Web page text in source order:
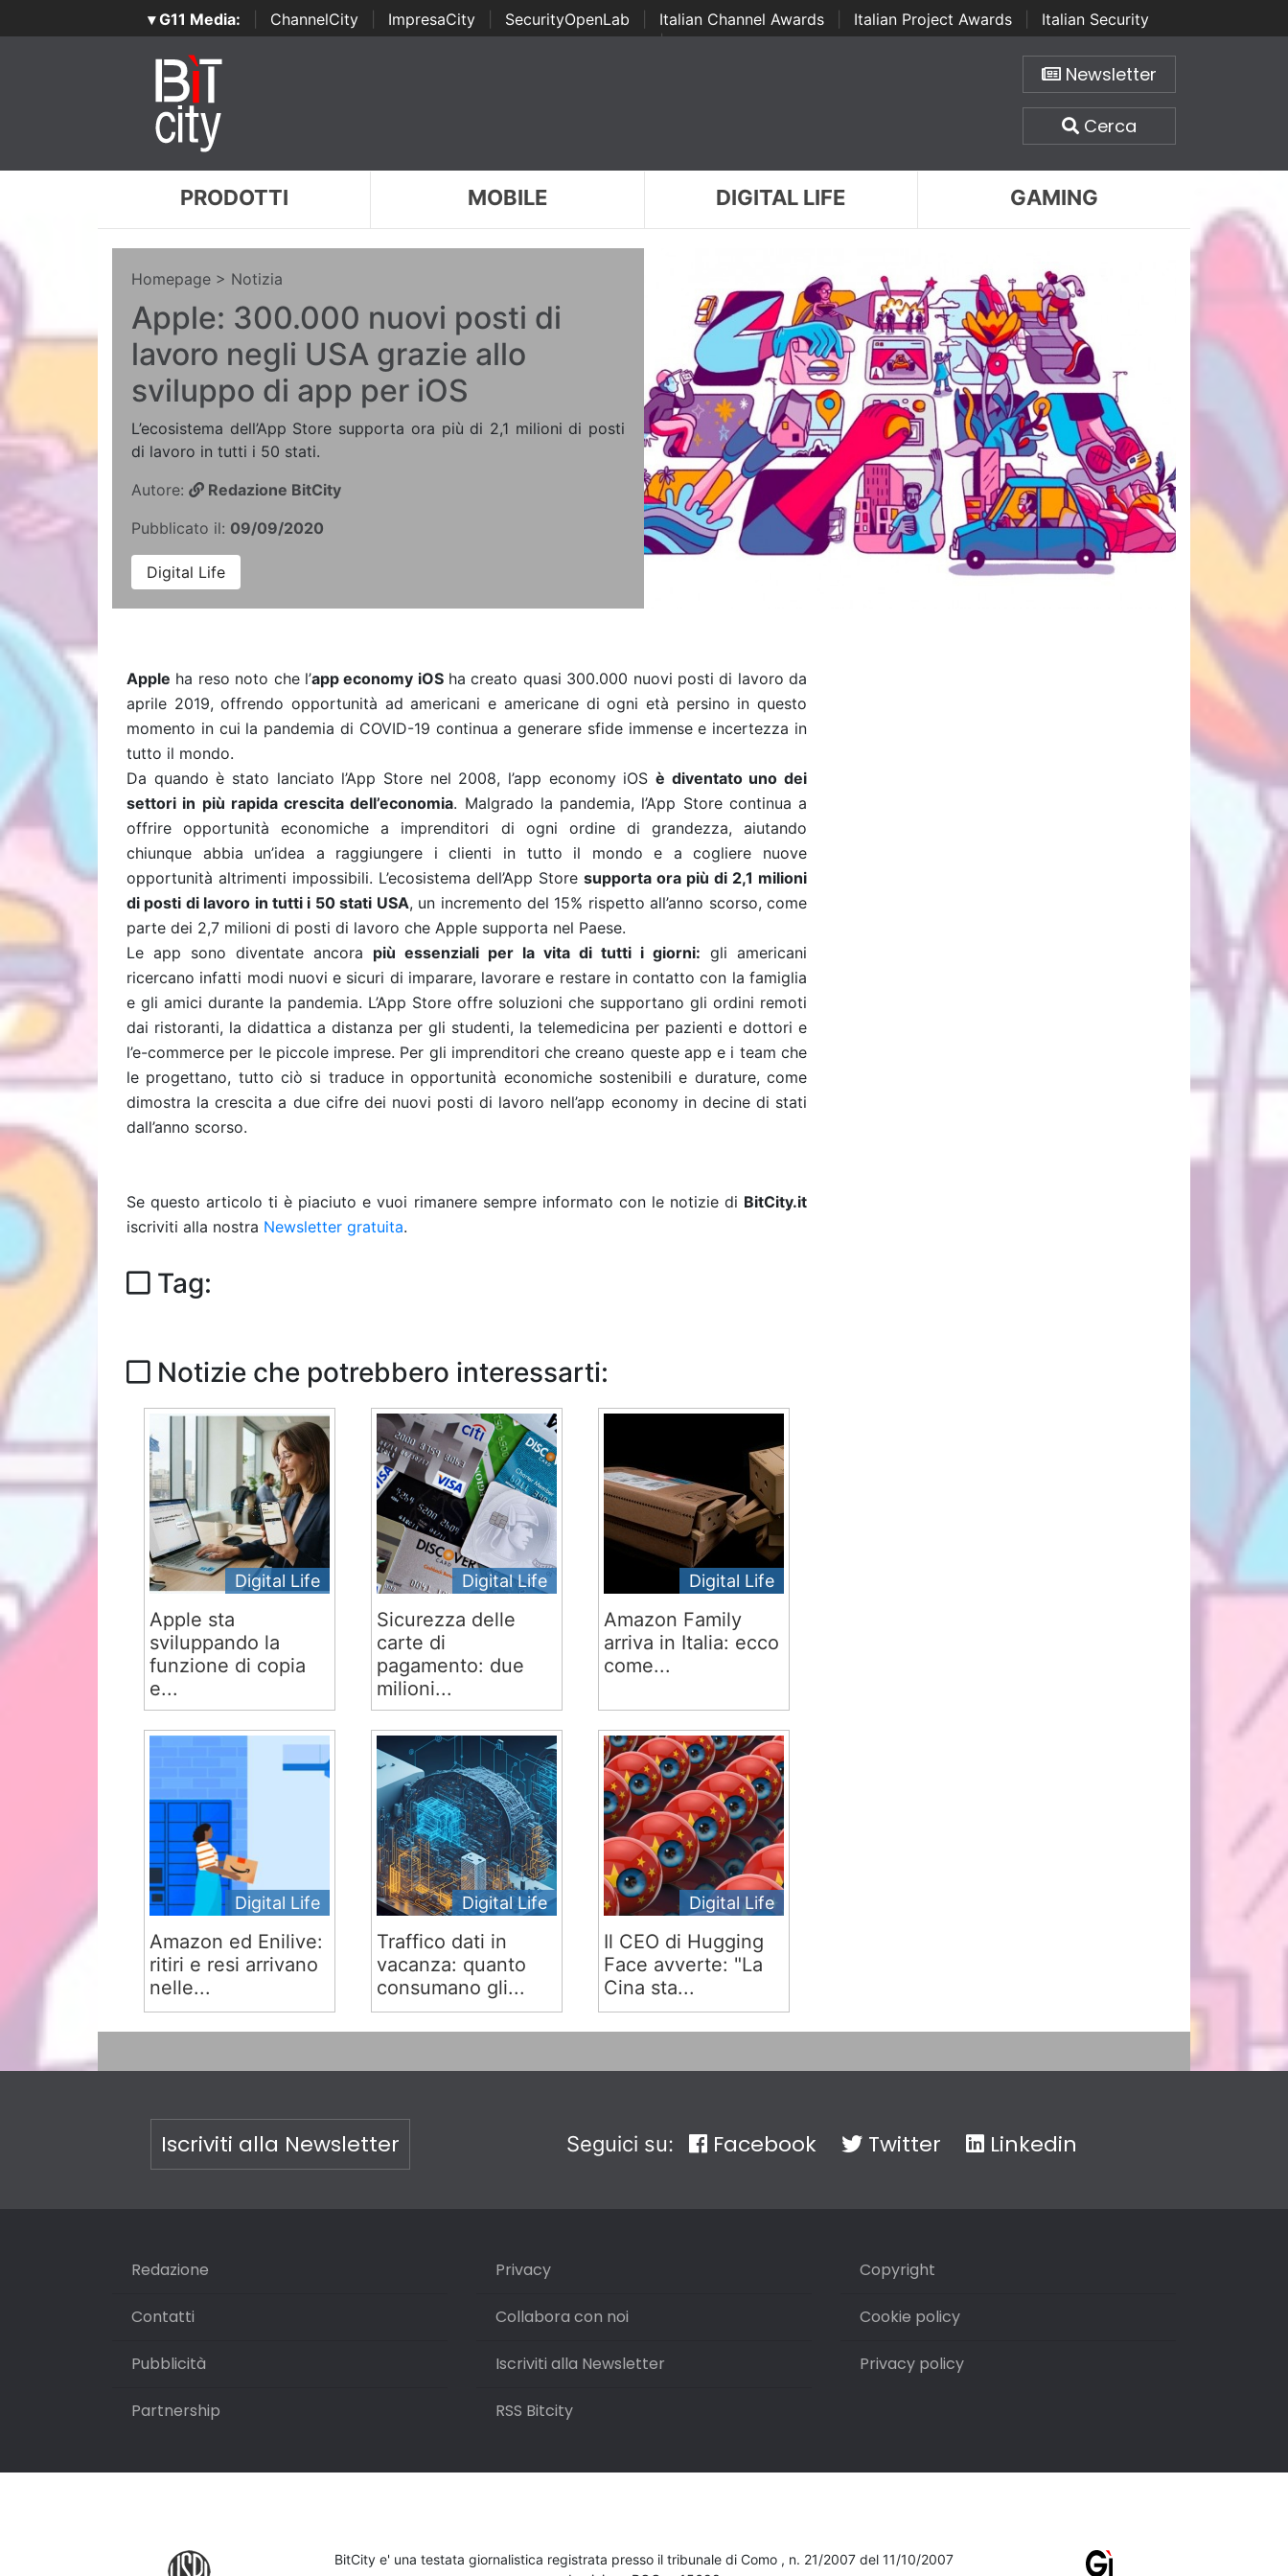
▾ G11 Media: ChannelCity ImpresaCity SecurityOpenLab Italian Channel Awards Italian Project Awards
Italian Security
Awards | ...
Newsletter
Cerca
PRODOTTI MOBILE DIGITAL LIFE GAMING
Homepage > Notizia
Apple: 300.000 nuovi posti di
lavoro negli USA grazie allo
sviluppo di app per iOS
L’ecosistema dell’App Store supporta ora più di 2,1 milioni di posti
di lavoro in tutti i 50 stati.
Autore:
Redazione BitCity
Pubblicato il: 09/09/2020
Digital Life
Apple ha reso noto che l’app economy iOSha creato quasi 300.000 nuovi posti di lavoro da
aprile 2019, offrendo opportunità ad americani e americane di ogni età persino in questo
momento in cui la pandemia di COVID-19 continua a generare sfide immense e incertezza in
tutto il mondo.
Da quando è stato lanciato l’App Store nel 2008, l’app economy iOS è diventato uno dei
settori in più rapida crescita dell’economia. Malgrado la pandemia, l’App Store continua a
offrire opportunità economiche a imprenditori di ogni ordine di grandezza, aiutando
chiunque abbia un’idea a raggiungere i clienti in tutto il mondo e a cogliere nuove
opportunità altrimenti impossibili. L’ecosistema dell’App Store supporta ora più di 2,1 milioni
di posti di lavoro in tutti i 50 stati USA, un incremento del 15% rispetto all’anno scorso, come
parte dei 2,7 milioni di posti di lavoro che Apple supporta nel Paese.
Le app sono diventate ancora più essenziali per la vita di tutti i giorni: gli americani
ricercano infatti modi nuovi e sicuri di imparare, lavorare e restare in contatto con la famiglia
e gli amici durante la pandemia. L’App Store offre soluzioni che supportano gli ordini remoti
dai ristoranti, la didattica a distanza per gli studenti, la telemedicina per pazienti e dottori e
l’e-commerce per le piccole imprese. Per gli imprenditori che creano queste app e i team che
le progettano, tutto ciò si traduce in opportunità economiche sostenibili e durature, come
dimostra la crescita a due cifre dei nuovi posti di lavoro nell’app economy in decine di stati
dall’anno scorso.
Se questo articolo ti è piaciuto e vuoi rimanere sempre informato con le notizie di BitCity.it
iscriviti alla nostra Newsletter gratuita.
Tag:
Notizie che potrebbero interessarti:
Digital Life
Apple sta
sviluppando la
funzione di copia
e...
Digital Life
Sicurezza delle
carte di
pagamento: due
milioni...
Digital Life
Amazon Family
arriva in Italia: ecco
come...
Digital Life
Amazon ed Enilive:
ritiri e resi arrivano
nelle...
Digital Life
Traffico dati in
vacanza: quanto
consumano gli...
Digital Life
Il CEO di Hugging
Face avverte: "La
Cina sta...
Iscriviti alla Newsletter Seguici su: Facebook Twitter Linkedin
Redazione
Contatti
Pubblicità
Partnership
Privacy
Collabora con noi
Iscriviti alla Newsletter
RSS Bitcity
Copyright
Cookie policy
Privacy policy
BitCity e' una testata giornalistica registrata presso il tribunale di Como , n. 21/2007 del 11/10/2007